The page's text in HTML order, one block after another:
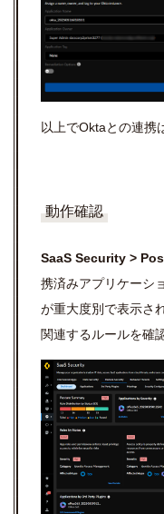
以上でOktaとの連携
動作確認
SaaS Security >
携済みアプリケーシ
が重大度別で表示さ
関連するルールを確